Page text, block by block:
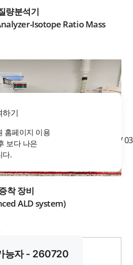
량분석기
Isotope Ratio Mass
착 장비
ALD system)
/03
하기
홈페이지 이용
보다 나은
다.
능자 - 260720
청하기-미납결제건 선택-
우 200개까지 묶어서 청구 가능.
시 안내사항
호를 동일하게 입력.
으로 연락 주시기 바랍니다.
숙지하여 이용 바랍니다.